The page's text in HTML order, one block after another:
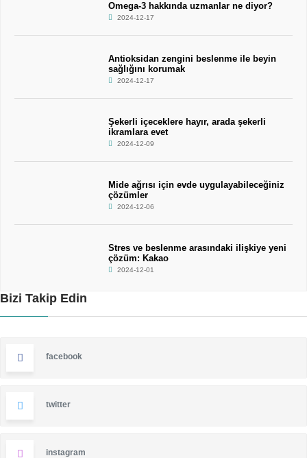
Omega-3 hakkında uzmanlar ne diyor?
2024-12-17
Antioksidan zengini beslenme ile beyin
sağlığını korumak
2024-12-17
Şekerli içeceklere hayır, arada şekerli
ikramlara evet
2024-12-09
Mide ağrısı için evde uygulayabileceğiniz
çözümler
2024-12-06
Stres ve beslenme arasındaki ilişkiye yeni
çözüm: Kakao
2024-12-01
Bizi Takip Edin
facebook
twitter
instagram